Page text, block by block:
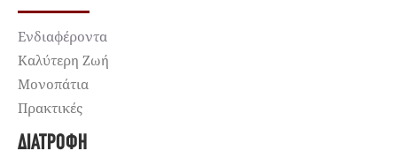
Ενδιαφέροντα
Καλύτερη Ζωή
Μονοπάτια
Πρακτικές
ΔΙΑΤΡΟΦΉ